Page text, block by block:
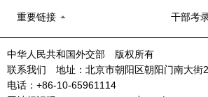
重要链接 干部考
中华人民共和国外交部 版权所有
联系我们 地址：北京市朝阳区朝阳门南大
电话：+86-10-65961114